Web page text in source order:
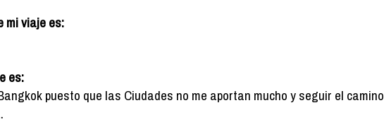
mi viaje es:
es:
puesto que las Ciudades no me aportan mucho y seguir el camino